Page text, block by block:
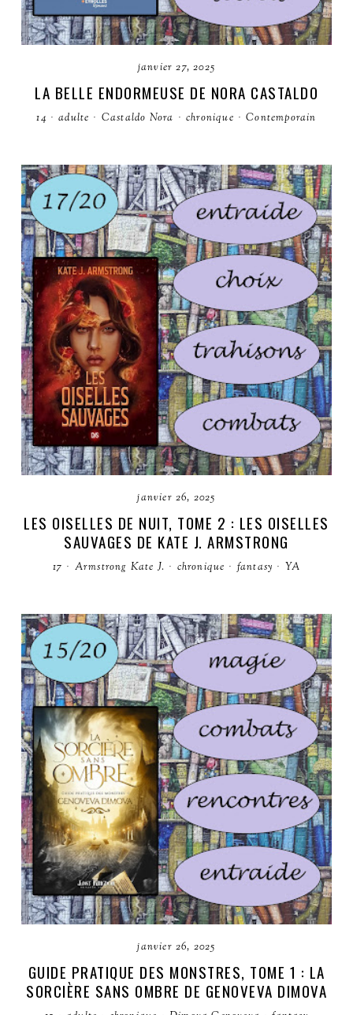
janvier 27, 2025
LA BELLE ENDORMEUSE DE NORA CASTALDO
14 · adulte · Castaldo Nora · chronique · Contemporain
janvier 26, 2025
LES OISELLES DE NUIT, TOME 2 : LES OISELLES
SAUVAGES DE KATE J. ARMSTRONG
17 · Armstrong Kate J. · chronique · fantasy · YA
janvier 26, 2025
GUIDE PRATIQUE DES MONSTRES, TOME 1 : LA
SORCIÈRE SANS OMBRE DE GENOVEVA DIMOVA